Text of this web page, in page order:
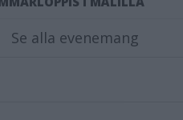
Se alla evenemang